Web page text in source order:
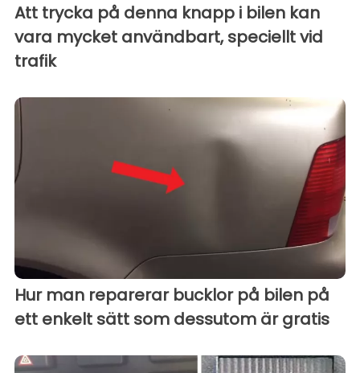
Att trycka på denna knapp i bilen kan
vara mycket användbart, speciellt vid
trafik
Hur man reparerar bucklor på bilen på
ett enkelt sätt som dessutom är gratis